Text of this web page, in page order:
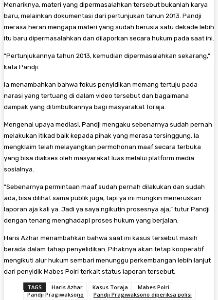
​Menariknya, materi yang dipermasalahkan tersebut bukanlah karya
baru, melainkan dokumentasi dari pertunjukan tahun 2013. Pandji
merasa heran mengapa materi yang sudah berusia satu dekade lebih
itu baru dipermasalahkan dan dilaporkan secara hukum pada saat ini.
​”Pertunjukannya tahun 2013, kemudian dipermasalahkan sekarang,”
kata Pandji.
Ia menambahkan bahwa fokus penyidikan memang tertuju pada
narasi yang tertuang di dalam video tersebut dan bagaimana
dampak yang ditimbulkannya bagi masyarakat Toraja.
​Mengenai upaya mediasi, Pandji mengaku sebenarnya sudah pernah
melakukan itikad baik kepada pihak yang merasa tersinggung. Ia
mengklaim telah melayangkan permohonan maaf secara terbuka
yang bisa diakses oleh masyarakat luas melalui platform media
sosialnya.
​”Sebenarnya permintaan maaf sudah pernah dilakukan dan sudah
ada, bisa dilihat sama publik juga, tapi ya ini mungkin meneruskan
laporan aja kali ya. Jadi ya saya ngikutin prosesnya aja,” tutur Pandji
dengan tenang menghadapi proses hukum yang berjalan.
​Haris Azhar menambahkan bahwa saat ini kasus tersebut masih
berada dalam tahap penyelidikan. Pihaknya akan tetap kooperatif
mengikuti alur hukum sembari menunggu perkembangan lebih lanjut
dari penyidik Mabes Polri terkait status laporan tersebut.
TAGS Haris Azhar Kasus Toraja
Mabes Polri
Pandji Pragiwaksono
Pandji Pragiwaksono diperiksa polisi